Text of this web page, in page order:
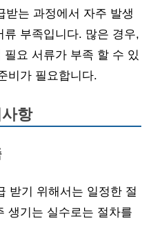
받는 과정에서 자주 발생
부족입니다. 많은 경우,
요 서류가 부족 할 수 있
비가 필요합니다.
항
받기 위해서는 일정한 절
생기는 실수로는 절차를